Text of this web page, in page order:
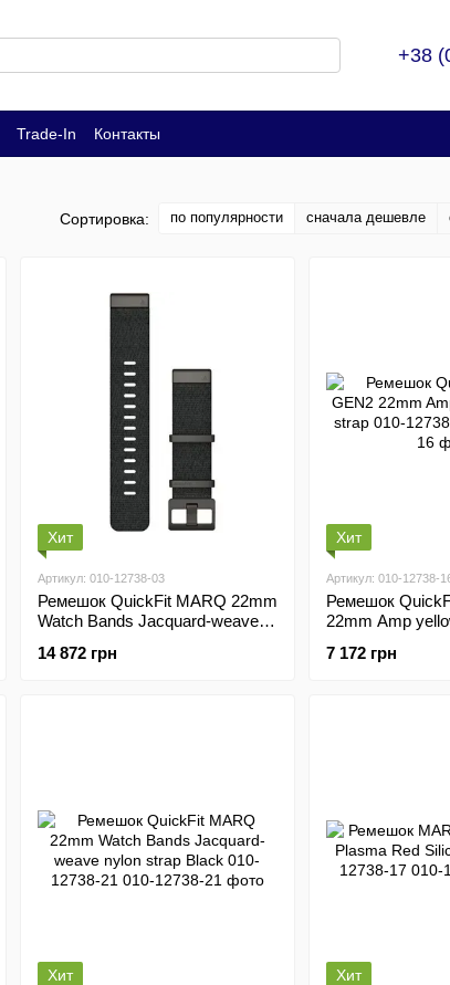
+38
Trade-In Контакты
Сортировка: по популярности сначала дешевле
Хит
Артикул: 010-12738-03
Ремешок QuickFit MARQ 22mm
Watch Bands Jacquard-weave
12738-03
14 872 грн
Хит
Артикул: 010-12738-
Ремешок
22mm Amp
7 172 грн
Хит Хит